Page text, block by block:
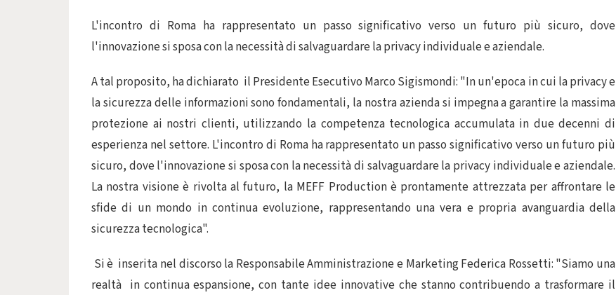
L'incontro di Roma ha rappresentato un passo significativo verso un futuro più sicuro, dove
l'innovazione si sposa con la necessità di salvaguardare la privacy individuale e aziendale.
A tal proposito, ha dichiarato il Presidente Esecutivo Marco Sigismondi: "In un'epoca in cui la privacy e
la sicurezza delle informazioni sono fondamentali, la nostra azienda si impegna a garantire la massima
protezione ai nostri clienti, utilizzando la competenza tecnologica accumulata in due decenni di
esperienza nel settore. L'incontro di Roma ha rappresentato un passo significativo verso un futuro più
sicuro, dove l'innovazione si sposa con la necessità di salvaguardare la privacy individuale e aziendale.
La nostra visione è rivolta al futuro, la MEFF Production è prontamente attrezzata per affrontare le
sfide di un mondo in continua evoluzione, rappresentando una vera e propria avanguardia della
sicurezza tecnologica".
Si è inserita nel discorso la Responsabile Amministrazione e Marketing Federica Rossetti: "Siamo una
realtà in continua espansione, con tante idee innovative che stanno contribuendo a trasformare il